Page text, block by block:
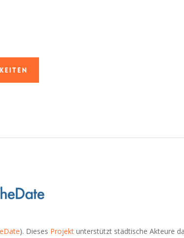
). Dieses Projekt unterstützt städtische Akteure